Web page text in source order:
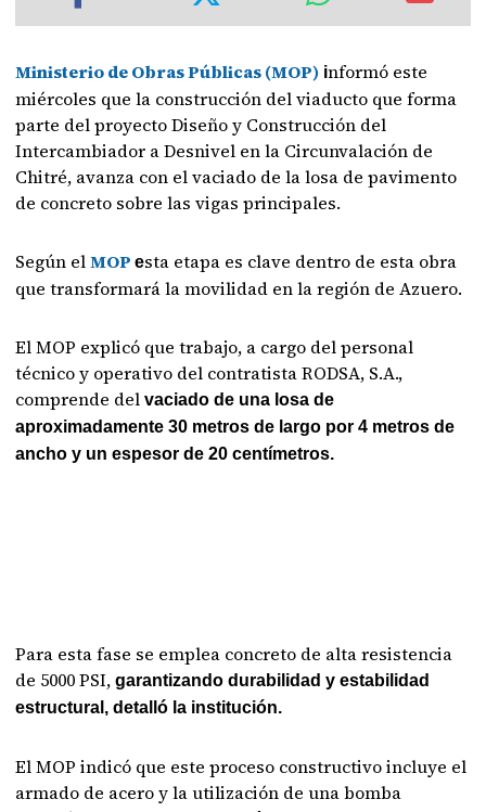
Ministerio de Obras Públicas (MOP) informó este
miércoles que la construcción del viaducto que forma
parte del proyecto Diseño y Construcción del
Intercambiador a Desnivel en la Circunvalación de
Chitré, avanza con el vaciado de la losa de pavimento
de concreto sobre las vigas principales.
Según elMOPesta etapa es clave dentro de esta obra
que transformará la movilidad en la región de Azuero.
El MOP explicó que trabajo, a cargo del personal
técnico y operativo del contratista RODSA, S.A.,
comprende del vaciado de una losa de
aproximadamente 30 metros de largo por 4 metros de
ancho y un espesor de 20 centímetros.
Para esta fase se emplea concreto de alta resistencia
de 5000 PSI, garantizando durabilidad y estabilidad
estructural, detalló la institución.
El MOP indicó que este proceso constructivo incluye el
armado de acero y la utilización de una bomba